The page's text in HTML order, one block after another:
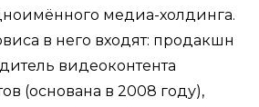
медиа-холдинга.
в него входят: продакшн
видеоконтента
(основана в 2008 году),